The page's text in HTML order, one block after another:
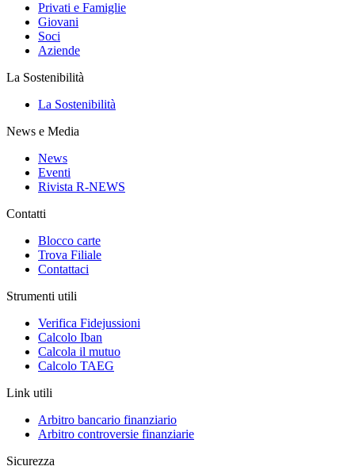
Privati e Famiglie
Giovani
Soci
Aziende
La Sostenibilità
La Sostenibilità
News e Media
News
Eventi
Rivista R-NEWS
Contatti
Blocco carte
Trova Filiale
Contattaci
Strumenti utili
Verifica Fidejussioni
Calcolo Iban
Calcola il mutuo
Calcolo TAEG
Link utili
Arbitro bancario finanziario
Arbitro controversie finanziarie
Sicurezza